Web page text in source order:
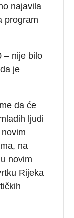
najavila
program
– nije bilo
je
da će
ljudi
na
novim
Rijeka